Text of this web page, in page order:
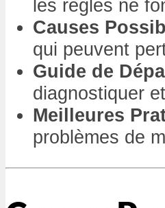
les règles ne
Causes
qui peuvent
Guide de
diagnostiquer
Meilleures
problèmes de